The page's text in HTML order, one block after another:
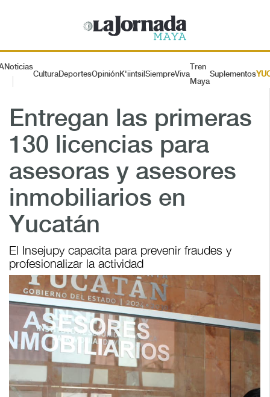
Noticias
CulturaDeportesOpiniónK'iintsil SiempreViva
Tren
Maya
Suplementos
Entregan las primeras
130 licencias para
asesoras y asesores
inmobiliarios en
Yucatán
El Insejupy capacita para prevenir fraudes y
profesionalizar la actividad